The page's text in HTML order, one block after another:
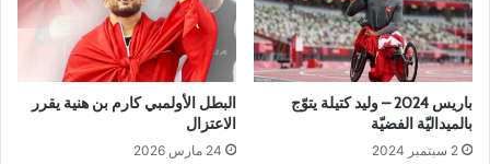
باريس 2024 – وليد كتيلة يتوّج
بالميداليّة الفضيّة
2 سبتمبر 2024
البطل الأولمبي كارم بن هنية يقرر
الاعتزال
24 مارس 2026